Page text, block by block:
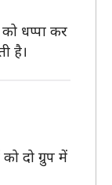
धप्पा कर
है।
दो ग्रुप में